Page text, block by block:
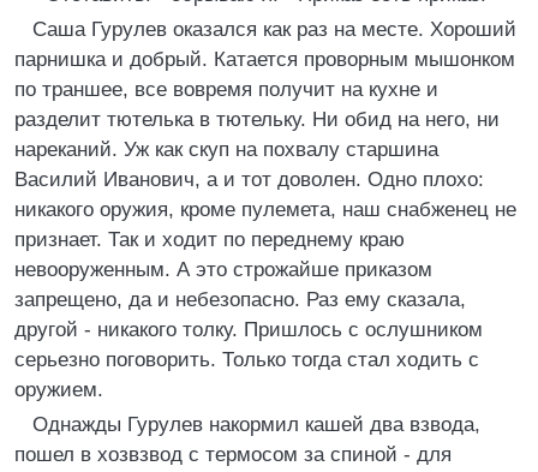
Саша Гурулев оказался как раз на месте. Хороший
парнишка и добрый. Катается проворным мышонком
по траншее, все вовремя получит на кухне и
разделит тютелька в тютельку. Ни обид на него, ни
нареканий. Уж как скуп на похвалу старшина
Василий Иванович, а и тот доволен. Одно плохо:
никакого оружия, кроме пулемета, наш снабженец не
признает. Так и ходит по переднему краю
невооруженным. А это строжайше приказом
запрещено, да и небезопасно. Раз ему сказала,
другой - никакого толку. Пришлось с ослушником
серьезно поговорить. Только тогда стал ходить с
оружием.
Однажды Гурулев накормил кашей два взвода,
пошел в хозвзвод с термосом за спиной - для